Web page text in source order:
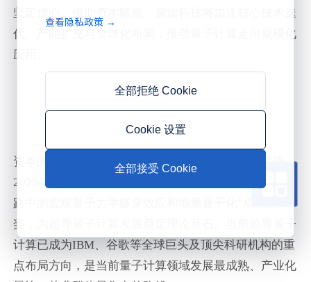
坚定信心
。借助资本赋能，量旋科技将加速核心技术迭
代、产能扩充与全球化布局，推动量子计算走向规模化
应用。
资本持续加持
超导赛道价值与公司潜力备受认可
资本的青睐，源于超导量子技术路线的显著竞争优势。
2025年诺贝尔物理学奖揭晓，三位科学家凭借“发现电
路中的宏观量子力学隧穿效应和能量量子化”成果获
奖，为超导量子计算发展
。当前超导量子
计算已成为IBM、谷歌等全球巨头及顶尖科研机构的重
点布局方向，是当前量子计算领域发展最成熟、产业化
查看隐私政策 →
全部拒绝 Cookie
Cookie 设置
全部接受 Cookie